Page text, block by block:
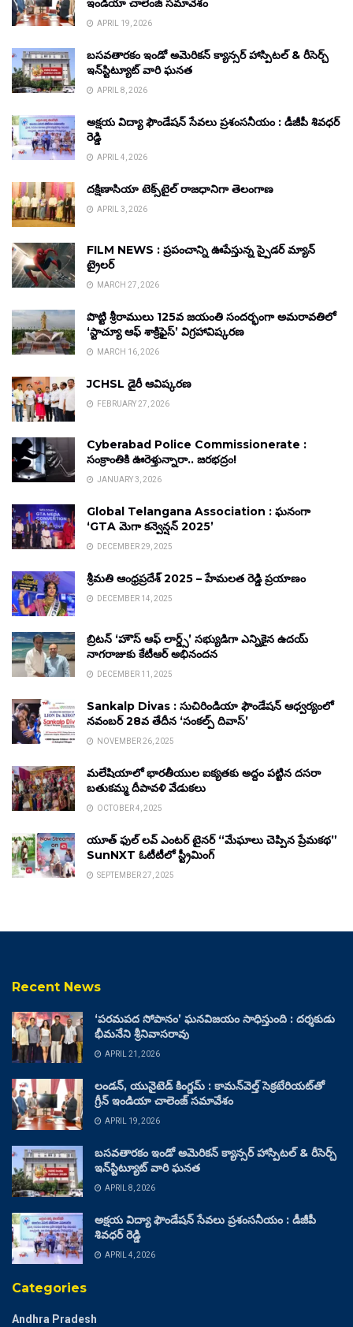
ఇండియా చాలెంజ్ సమావేశం
APRIL 19, 2026
బసవతారకం ఇండో అమెరికన్ క్యాన్సర్ హాస్పిటల్ & రీసెర్చ్
ఇన్‌స్టిట్యూట్ వారి ఘనత
APRIL 8, 2026
అక్షయ విద్యా ఫౌండేషన్ సేవలు ప్రశంసనీయం : డీజీపీ శివధర్
రెడ్డి
APRIL 4, 2026
దక్షిణాసియా టెక్స్‌టైల్ రాజధానిగా తెలంగాణ
APRIL 3, 2026
FILM NEWS : ప్రపంచాన్ని ఊపేస్తున్న స్పైడర్ మ్యాన్
ట్రైలర్
MARCH 27, 2026
పొట్టి శ్రీరాములు 125వ జయంతి సందర్భంగా అమరావతిలో
‘స్టాచ్యూ ఆఫ్ శాక్రిఫైస్’ విగ్రహావిష్కరణ
MARCH 16, 2026
JCHSL డైరీ ఆవిష్కరణ
FEBRUARY 27, 2026
Cyberabad Police Commissionerate :
సంక్రాంతికి ఊరెళ్తున్నారా.. జరభద్రం!
JANUARY 3, 2026
Global Telangana Association : ఘనంగా
‘GTA మెగా కన్వెన్షన్ 2025’
DECEMBER 29, 2025
శ్రీమతి ఆంధ్రప్రదేశ్ 2025 – హేమలత రెడ్డి ప్రయాణం
DECEMBER 14, 2025
బ్రిటన్ ‘హౌస్ ఆఫ్ లార్డ్స్’ సభ్యుడిగా ఎన్నికైన ఉదయ్
నాగరాజుకు కేటీఆర్ అభినందన
DECEMBER 11, 2025
Sankalp Divas : సుచిరిండియా ఫౌండేషన్ ఆధ్వర్యంలో
నవంబర్ 28వ తేదీన ‘సంకల్ప్ దివాస్’
NOVEMBER 26, 2025
మలేషియాలో భారతీయుల ఐక్యతకు అద్దం పట్టిన దసరా
బతుకమ్మ దీపావళి వేడుకలు
OCTOBER 4, 2025
యూత్ ఫుల్ లవ్ ఎంటర్ టైనర్ “మేఘాలు చెప్పిన ప్రేమకథ”
SunNXT ఓటీటీలో స్ట్రీమింగ్
SEPTEMBER 27, 2025
Recent News
‘పరమపద సోపానం’ ఘనవిజయం సాధిస్తుంది : దర్శకుడు
భీమనేని శ్రీనివాసరావు
APRIL 21, 2026
లండన్, యునైటెడ్ కింగ్డమ్ : కామన్‌వెల్త్ సెక్రటేరియట్‌తో
గ్రీన్ ఇండియా చాలెంజ్ సమావేశం
APRIL 19, 2026
బసవతారకం ఇండో అమెరికన్ క్యాన్సర్ హాస్పిటల్ & రీసెర్చ్
ఇన్‌స్టిట్యూట్ వారి ఘనత
APRIL 8, 2026
అక్షయ విద్యా ఫౌండేషన్ సేవలు ప్రశంసనీయం : డీజీపీ
శివధర్ రెడ్డి
APRIL 4, 2026
Categories
Andhra Pradesh